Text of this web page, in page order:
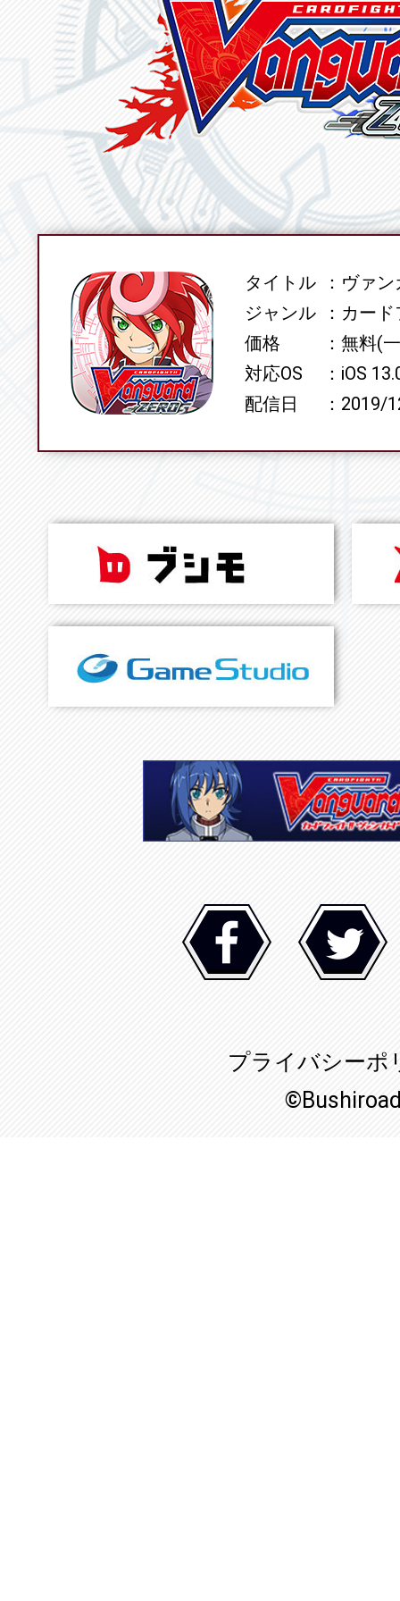
SPECタイトル
ヴァン
ジャンル
カード
価格
無料(
対応OS
iOS
配信日
2019/
プライバシーポ